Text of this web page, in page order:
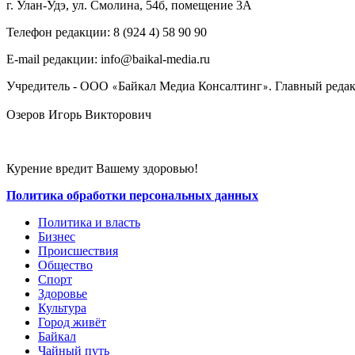
г. Улан-Удэ, ул. Смолина, 54б, помещение 3А
Телефон редакции: ‎‎8 (924 4) 58 90 90
E-mail редакции: info@baikal-media.ru
Учредитель - ООО «Байкал Медиа Консалтинг». Главный
Озеров Игорь Викторович
Курение вредит Вашему здоровью!
Политика обработки персональных данных
Политика и власть
Бизнес
Происшествия
Общество
Cпорт
Здоровье
Культура
Город живёт
Байкал
Чайный путь